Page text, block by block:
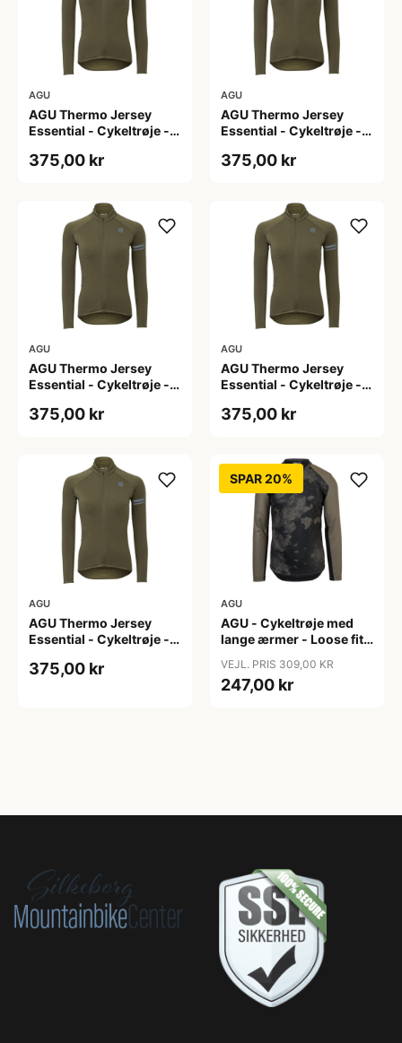
AGU
AGU Thermo Jersey
Essential - Cykeltrøje -
L
375,00 kr
AGU
AGU Thermo Jersey
Essential - Cykeltrøje -
M
375,00 kr
AGU
AGU Thermo Jersey
Essential - Cykeltrøje -
S
375,00 kr
AGU
AGU Thermo Jersey
Essential - Cykeltrøje -
XL
375,00 kr
AGU
AGU Thermo Jersey
Essential - Cykeltrøje -
XXL
375,00 kr
SPAR 20%
AGU
AGU - Cykeltrøje med
lange ærmer - Loose fit -
VEJL. PRIS 309,00 KR
247,00 kr